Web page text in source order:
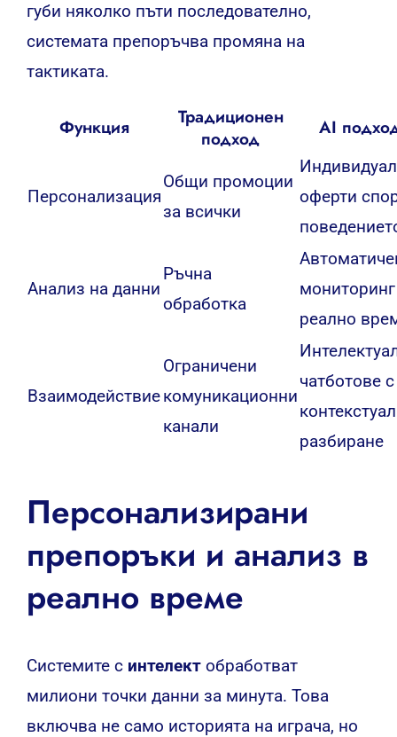
губи няколко пъти последователно,
системата препоръчва промяна на
тактиката.
Функция
Традиционен
подход
AI
Персонализация
Общи промоции
за всички
оферти
Анализ на данни
Ръчна
обработка
реално
Взаимодействие
Ограничени
комуникационни
канали
чатботове с
разбиране
Персонализирани
препоръки и анализ в
реално време
Системите с интелект обработват
милиони точки данни за минута. Това
включва не само историята на играча, но